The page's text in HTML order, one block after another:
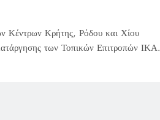
Κέντρων Κρήτης, Ρόδου και Χίου
κατάργησης των Τοπικών Επιτροπών ΙΚΑ.